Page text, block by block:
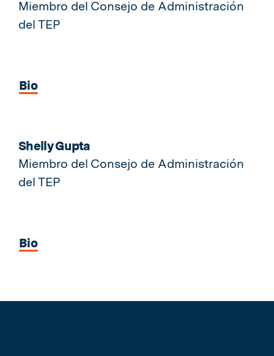
Miembro del Consejo de Administración
del TEP
Bio
Shelly Gupta
Miembro del Consejo de Administración
del TEP
Bio